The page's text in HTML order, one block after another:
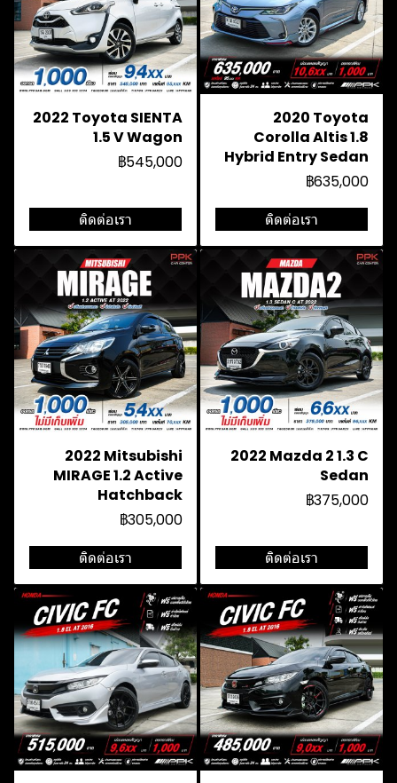
2022 Toyota SIENTA
1.5 V Wagon
฿545,000
ติดต่อเรา
2020 Toyota
Corolla Altis 1.8
Hybrid Entry Sedan
฿635,000
ติดต่อเรา
2022 Mitsubishi
MIRAGE 1.2 Active
Hatchback
฿305,000
ติดต่อเรา
2022 Mazda 2 1.3 C
Sedan
฿375,000
ติดต่อเรา